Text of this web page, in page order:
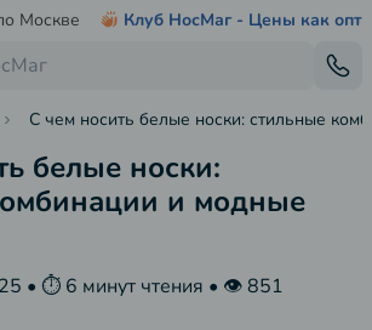
Москве Клуб НосМаг - Цены как опт
С чем носить белые носки: стильные
белые носки:
и модные
• ⏱️ 6 минут чтения • 👁️ 851